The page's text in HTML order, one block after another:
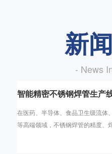
新
- News
智能精密不锈钢焊管生产
在医药、半导体、食品卫生级流体
等高端领域，不锈钢焊管的精度、